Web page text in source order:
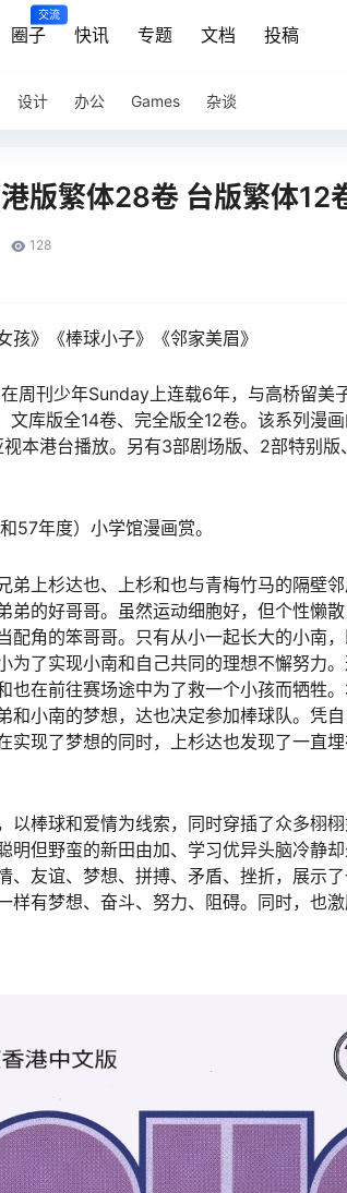
圈子
交流
快讯 专题 文档 投稿
设计 办公 Games 杂谈
版繁体28卷 台版繁体12
128
孩》《棒球小子》《邻家美眉》
周刊少年Sunday上连载6年，与高桥留美
文库版全14卷、完全版全12卷。该系列漫
本港台播放。另有3部剧场版、2部特别
57年度）小学馆漫画赏。
弟上杉达也、上杉和也与青梅竹马的隔壁
弟的好哥哥。虽然运动细胞好，但个性懒
配角的笨哥哥。只有从小一起长大的小南
为了实现小南和自己共同的理想不懈努力
也在前往赛场途中为了救一个小孩而牺牲
和小南的梦想，达也决定参加棒球队。凭
实现了梦想的同时，上杉达也发现了一直
以棒球和爱情为线索，同时穿插了众多栩
明但野蛮的新田由加、学习优异头脑冷静
、友谊、梦想、拼搏、矛盾、挫折，展示
样有梦想、奋斗、努力、阻碍。同时，也